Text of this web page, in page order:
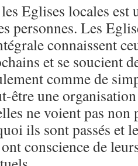
Eglises locales est
personnes. Les
connaissent
et se soucient
comme de
être une
ne voient pas non
ils sont passés et
conscience de